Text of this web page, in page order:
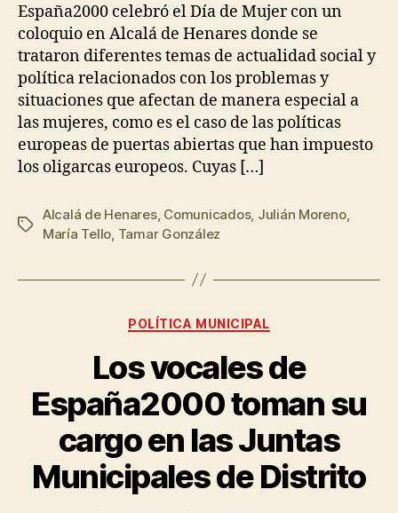
España2000 celebró el Día de Mujer con un
coloquio en Alcalá de Henares donde se
trataron diferentes temas de actualidad social y
política relacionados con los problemas y
situaciones que afectan de manera especial a
las mujeres, como es el caso de las políticas
europeas de puertas abiertas que han impuesto
los oligarcas europeos. Cuyas […]
Alcalá de Henares, Comunicados, Julián Moreno,
María Tello Tamar González
POLÍTICA MUNICIPAL
Los vocales de
España2000 toman su
cargo en las Juntas
Municipales de Distrito